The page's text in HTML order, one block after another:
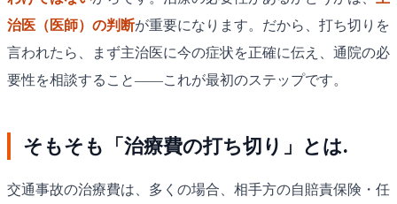
治医（医師）の判断が重要になります。だから、打ち切りを
言われたら、まず主治医に今の症状を正確に伝え、通院の必
要性を相談すること——これが最初のステップです。
そもそも「治療費の打ち切り」とは.
交通事故の治療費は、多くの場合、相手方の自賠責保険・任